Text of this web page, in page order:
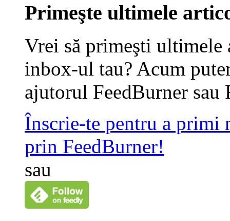
Primeşte ultimele
Vrei să primeşti
inbox-ul tau? Acum
ajutorul FeedBurner sau
Înscrie-te pentru a primi
prin FeedBurner!
sau